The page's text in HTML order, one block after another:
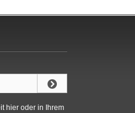
hier oder in Ihrem